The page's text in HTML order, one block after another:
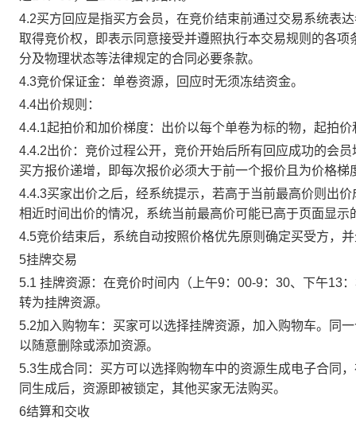
4.2买方回应是指买方会员，在竞价结束前通过交易系统表
取得竞价权，即表示同意接受并遵照执行本交易规则的各
分及物理状态等法律规定的合同必要条款。
4.3竞价保证金：单卷资源，回应时无须冻结资金。
4.4出价规则：
4.4.1起拍价和加价梯度：出价以每个单卷为标的物，起拍
4.4.2出价：竞价过程公开，竞价开始后所有回应成功的会
买方报价递增，即每次报价必须大于前一个报价且为价格
4.4.3买家出价之后，经系统提示，若高于当前最高价则出
相近时间出价的情况，系统当前最高价可能已高于页面显示
4.5竞价结束后，系统自动按照价格优先原则确定买受方，
5挂牌交易
5.1 挂牌资源：在竞价时间内（上午9：00-9：30、下午13
转为挂牌资源。
5.2加入购物车：买家可以选择挂牌资源，加入购物车。同
以随意删除或添加资源。
5.3生成合同：买方可以选择购物车中的资源生成电子合同
同生成后，资源即被锁定，其他买家无法购买。
6结算和交收